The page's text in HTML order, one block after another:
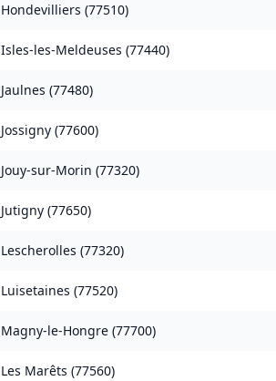
Hondevilliers (77510)
Isles-les-Meldeuses (77440)
Jaulnes (77480)
Jossigny (77600)
Jouy-sur-Morin (77320)
Jutigny (77650)
Lescherolles (77320)
Luisetaines (77520)
Magny-le-Hongre (77700)
Les Marêts (77560)